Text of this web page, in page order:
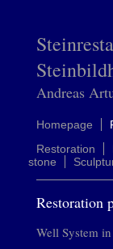
Andreas
Homepage
Restoration
stone
Restoration
Well System